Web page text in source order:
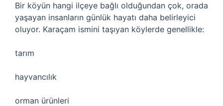
Bir köyün hangi ilçeye bağlı olduğundan çok, orada
yaşayan insanların günlük hayatı daha belirleyici
oluyor. Karaçam ismini taşıyan köylerde genellikle:
tarım
hayvancılık
orman ürünleri